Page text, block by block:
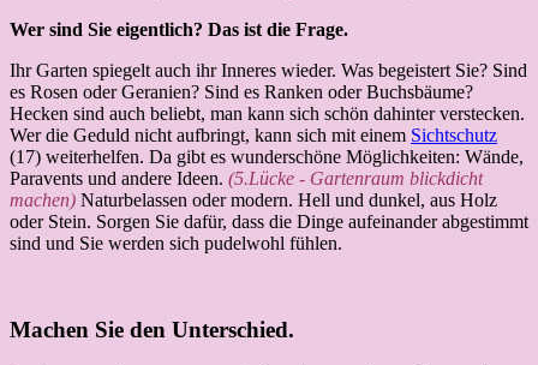
Wer sind Sie eigentlich? Das ist die Frage.
Ihr Garten spiegelt auch ihr Inneres wieder. Was begeistert Sie? Sind
es Rosen oder Geranien? Sind es Ranken oder Buchsbäume?
Hecken sind auch beliebt, man kann sich schön dahinter verstecken.
Wer die Geduld nicht aufbringt, kann sich mit einem Sichtschutz
(17) weiterhelfen. Da gibt es wunderschöne Möglichkeiten: Wände,
Paravents und andere Ideen. (5.Lücke - Gartenraum blickdicht
machen) Naturbelassen oder modern. Hell und dunkel, aus Holz
oder Stein. Sorgen Sie dafür, dass die Dinge aufeinander abgestimmt
sind und Sie werden sich pudelwohl fühlen.
Machen Sie den Unterschied.